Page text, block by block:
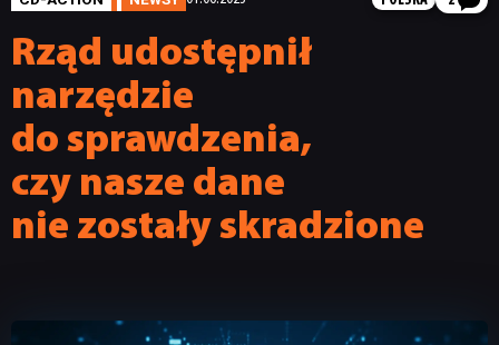
Rząd udostępnił
narzędzie
do sprawdzenia,
czy nasze dane
nie zostały skradzione